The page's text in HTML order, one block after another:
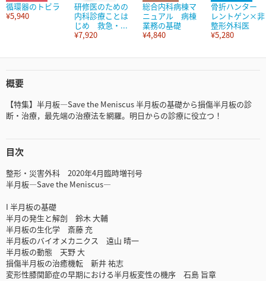
循環器のトビラ
¥5,940
研修医のための
内科診療ことは
じめ 救急・...
¥7,920
総合内科病棟マ
ニュアル 病棟
業務の基礎
¥4,840
骨折ハンター
レントゲン×非
整形外科医
¥5,280
概要
【特集】半月板―Save the Meniscus 半月板の基礎から損傷半月板の診
断・治療，最先端の治療法を網羅。明日からの診療に役立つ！
目次
整形・災害外科 2020年4月臨時増刊号
半月板―Save the Meniscus―
I 半月板の基礎
半月の発生と解剖 鈴木 大輔
半月板の生化学 斎藤 充
半月板のバイオメカニクス 遠山 晴一
半月板の動態 天野 大
損傷半月板の治癒機転 新井 祐志
変形性膝関節症の早期における半月板変性の機序 石島 旨章